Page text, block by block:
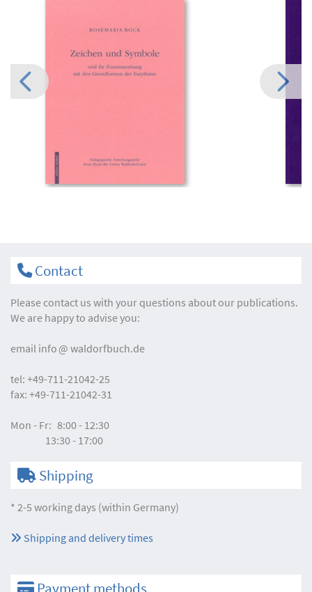
Contact
Please contact us with your questions about our publications.
We are happy to advise you:
email info waldorfbuch.de
tel: +49-711-21042-25
fax: +49-711-21042-31
Mon - Fr: 8:00 - 12:30
13:30 - 17:00
Shipping
* 2-5 working days (within Germany)
Shipping and delivery times
Payment methods